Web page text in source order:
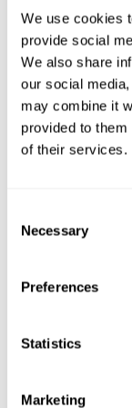
We use cookies
provide social
We also share
our social
may combine it
provided to
of their services.
Selection
Necessary
Preferences
Statistics
Marketing
Люди с
забывают свои
Этот
всем, кто
например, при
школьные
на работе,
легко
проблемы с
заданий и
внешние
Поэтому важно
Данные тесты
помочь нам